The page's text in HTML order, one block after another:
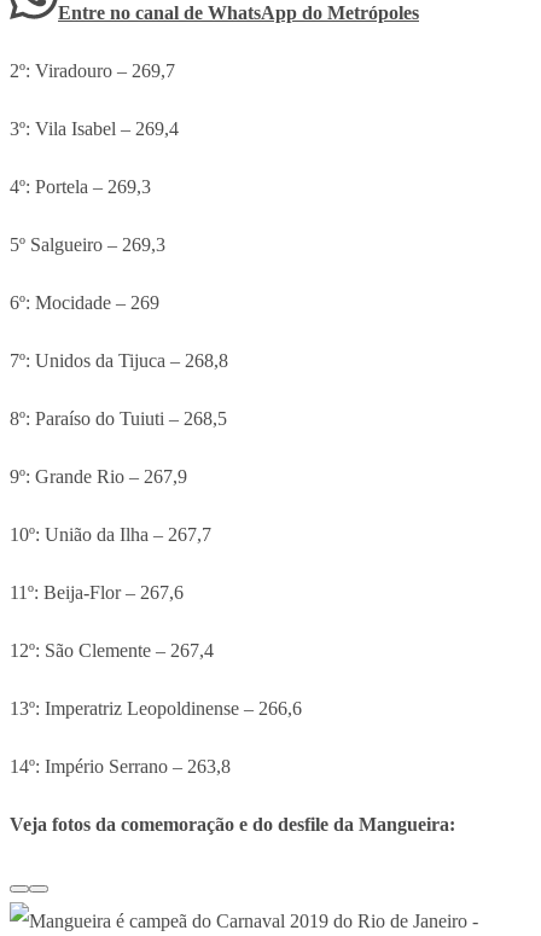
Entre no canal de WhatsApp do Metrópoles
2º: Viradouro – 269,7
3º: Vila Isabel – 269,4
4º: Portela – 269,3
5º Salgueiro – 269,3
6º: Mocidade – 269
7º: Unidos da Tijuca – 268,8
8º: Paraíso do Tuiuti – 268,5
9º: Grande Rio – 267,9
10º: União da Ilha – 267,7
11º: Beija-Flor – 267,6
12º: São Clemente – 267,4
13º: Imperatriz Leopoldinense – 266,6
14º: Império Serrano – 263,8
Veja fotos da comemoração e do desfile da Mangueira: